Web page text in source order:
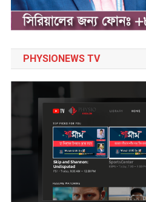
PHYSIONEWS TV